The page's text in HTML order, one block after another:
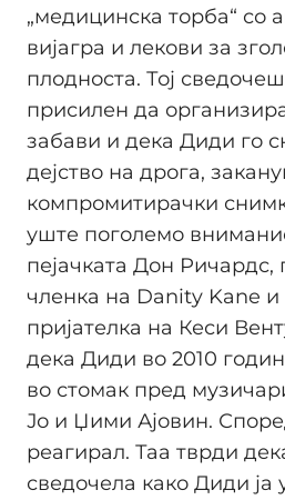
„медицинска торба“ со
вијагра и лекови за
плодноста. Тој
присилен да
забави и дека Диди го
дејство на дрога,
компромитирачки
уште поголемо
пејачката Дон
членка на Danity Kane и
пријателка на Кеси
дека Диди во 2010
во стомак пред
Јо и Џими Ајовин.
реагирал. Таа тврди
сведочела како Диди ја